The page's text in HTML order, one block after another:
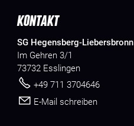
KONTAKT
SG Hegensberg-Liebersbronn
Im Gehren 3/1
73732 Esslingen
+49 711 3704646
E-Mail schreiben